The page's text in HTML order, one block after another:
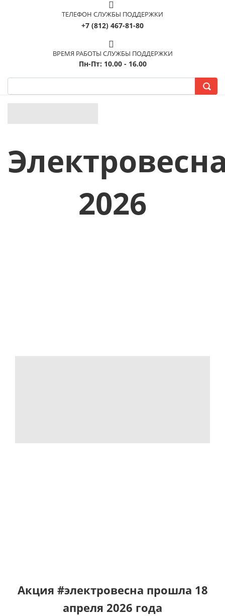
ТЕЛЕФОН СЛУЖБЫ ПОДДЕРЖКИ
+7 (812) 467-81-80
ВРЕМЯ РАБОТЫ СЛУЖБЫ ПОДДЕРЖКИ
Пн-Пт: 10.00 - 16.00
2026
Акция #электровесна прошла 18
апреля 2026 года